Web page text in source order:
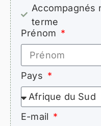
Accompagnés
terme
Prénom
Pays
E-mail